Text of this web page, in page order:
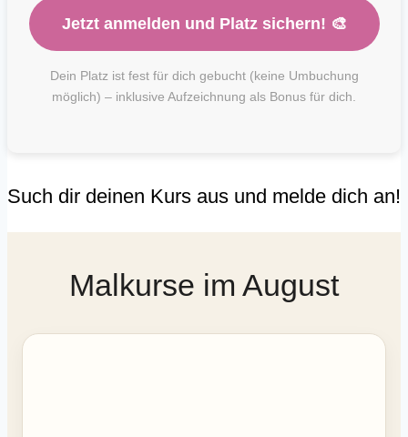
Jetzt anmelden und Platz sichern! 🎨
Dein Platz ist fest für dich gebucht (keine Umbuchung
möglich) – inklusive Aufzeichnung als Bonus für dich.
Such dir deinen Kurs aus und melde dich an!
Malkurse im August